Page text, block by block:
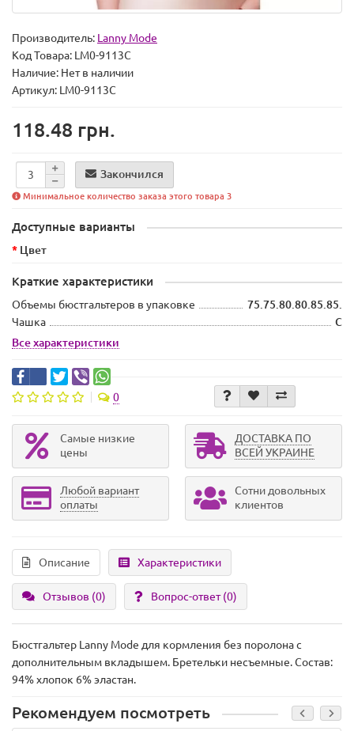
Производитель: Lanny Mode
Код Товара: LM0-9113C
Наличие: Нет в наличии
Артикул: LM0-9113C
118.48 грн.
Закончился
Минимальное количество заказа этого товара 3
Доступные варианты
Цвет
Краткие характеристики
Объемы бюстгальтеров в упаковке
75.75.80.80.85.85.
Чашка
C
Все характеристики
0
Самые низкие
цены
ДОСТАВКА ПО
ВСЕЙ УКРАИНЕ
Любой вариант
оплаты
Сотни довольных
клиентов
Описание Характеристики
Отзывов (0) Вопрос-ответ(0)
Бюстгальтер Lanny Mode для кормления без поролона с
дополнительным вкладышем. Бретельки несъемные. Состав:
94% хлопок 6% эластан.
Рекомендуем посмотреть